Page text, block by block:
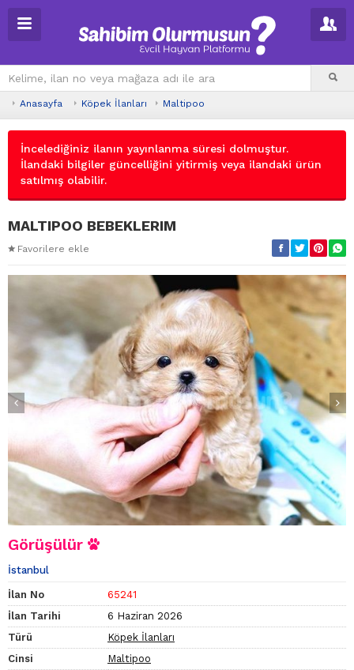
Anasayfa Köpek İlanları Maltipoo
İncelediğiniz ilanın yayınlanma süresi dolmuştur.
İlandaki bilgiler güncelliğini yitirmiş veya ilandaki ürün
satılmış olabilir.
MALTIPOO BEBEKLERIM
Favorilere ekle
Görüşülür
İstanbul
İlan No
65241
İlan Tarihi
6 Haziran 2026
Türü
Köpek İlanları
Cinsi
Maltipoo